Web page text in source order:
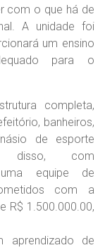
com o que há de
A unidade foi
um ensino
para o
completa,
banheiros,
de esporte
disso, com
equipe de
com a
R$ 1.500.000.00,
aprendizado de